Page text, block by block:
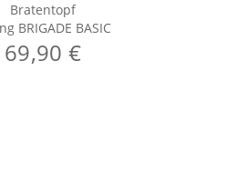
Bratentopf
BRIGADE BASIC
69,90 €